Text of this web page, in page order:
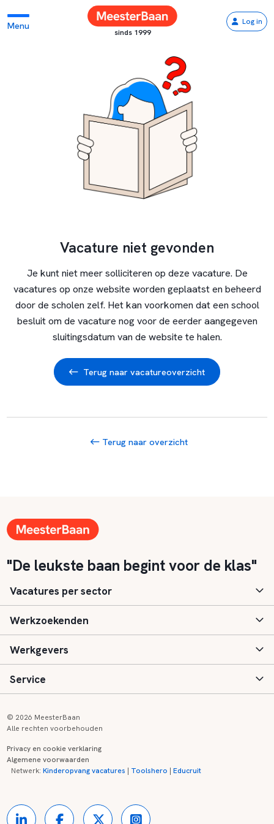
Menu
sinds 1999
Log in
Vacature niet gevonden
Je kunt niet meer solliciteren op deze vacature. De
vacatures op onze website worden geplaatst en beheerd
door de scholen zelf. Het kan voorkomen dat een school
besluit om de vacature nog voor de eerder aangegeven
sluitingsdatum van de website te halen.
Terug naar vacatureoverzicht
Terug naar overzicht
"De leukste baan begint voor de klas"
Vacatures per sector
Basisonderwijs
Speciaal (basis) onderwijs
Voortgezet onderwijs
Kinderopvang
Werkzoekenden
Aanmelden
Vacatures
Zij-instroom informatie
Werkgevers
Inloggen
Registreren
Service
Onderwijs links
© 2026 MeesterBaan
Alle rechten voorbehouden
Privacy en cookie verklaring
Algemene voorwaarden
Netwerk:Kinderopvang vacatures | Toolshero |Educruit